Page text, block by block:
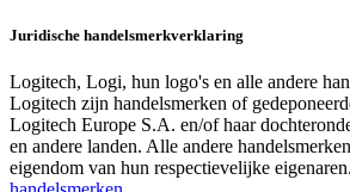
Juridische handelsmerkverklaring
Logitech, Logi, hun logo's en alle andere
Logitech zijn handelsmerken of
Logitech Europe S.A. en/of haar
en andere landen. Alle andere
eigendom van hun respectievelijke eigenaren.